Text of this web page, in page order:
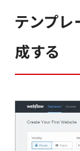
テンプ
成する